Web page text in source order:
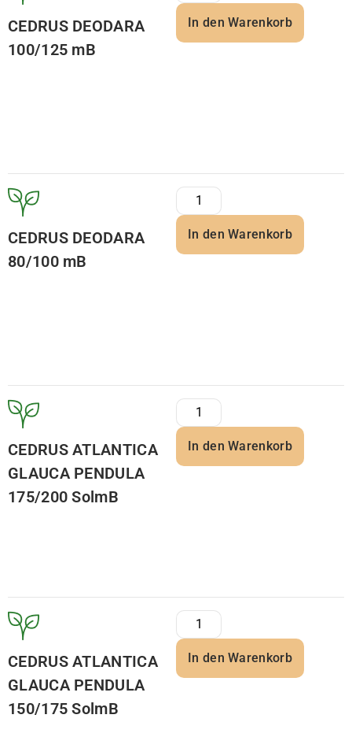
CEDRUS DEODARA
100/125 mB
In den Warenkorb
CEDRUS DEODARA
80/100 mB
In den Warenkorb
CEDRUS ATLANTICA
GLAUCA PENDULA
175/200 SolmB
In den Warenkorb
CEDRUS ATLANTICA
GLAUCA PENDULA
150/175 SolmB
In den Warenkorb